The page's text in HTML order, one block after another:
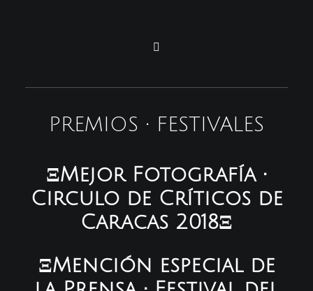
PREMIOS • FESTIVALES
ΞMejor Fotografía •
Circulo de Críticos de
Caracas 2018Ξ
ΞMención especial de